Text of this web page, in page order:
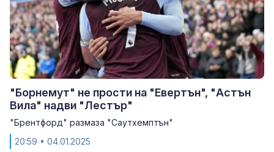
"Борнемут" не прости на "Евертън", "Астън
Вила" надви "Лестър"
"Брентфорд" размаза "Саутхемптън"
20:59 • 04.01.2025